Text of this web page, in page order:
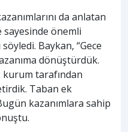
da anlatan
sayesinde önemli
Baykan, “Gece
dönüştürdük.
kurum tarafından
Taban ek
kazanımlara sahip